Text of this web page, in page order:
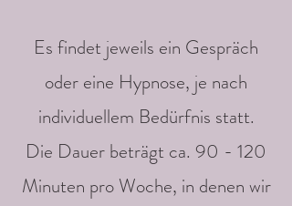
Es findet jeweils ein Gespräch
oder eine Hypnose, je nach
individuellem Bedürfnis statt.
Die Dauer beträgt ca. 90 - 120
Minuten pro Woche, in denen wir